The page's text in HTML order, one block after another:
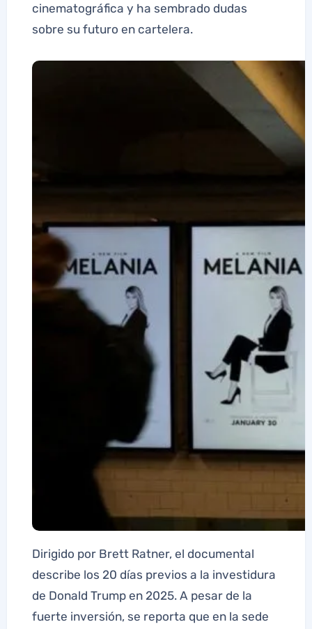
cinematográfica y ha sembrado dudas
sobre su futuro en cartelera.
Dirigido por Brett Ratner, el documental
describe los 20 días previos a la investidura
de Donald Trump en 2025. A pesar de la
fuerte inversión, se reporta que en la sede